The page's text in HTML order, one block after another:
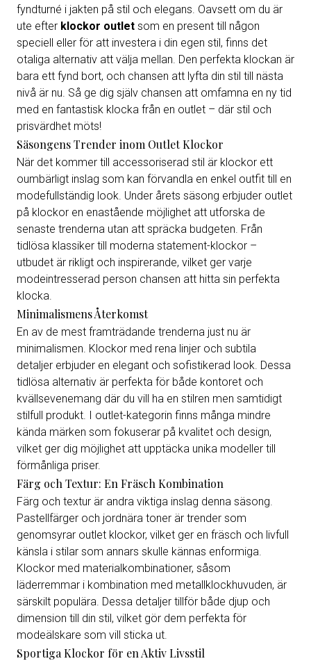
fyndturné i jakten på stil och elegans. Oavsett om du är
ute efter klockor outlet som en present till någon
speciell eller för att investera i din egen stil, finns det
otaliga alternativ att välja mellan. Den perfekta klockan är
bara ett fynd bort, och chansen att lyfta din stil till nästa
nivå är nu. Så ge dig själv chansen att omfamna en ny tid
med en fantastisk klocka från en outlet – där stil och
prisvärdhet möts!
Säsongens Trender inom Outlet Klockor
När det kommer till accessoriserad stil är klockor ett
oumbärligt inslag som kan förvandla en enkel outfit till en
modefullständig look. Under årets säsong erbjuder outlet
på klockor en enastående möjlighet att utforska de
senaste trenderna utan att spräcka budgeten. Från
tidlösa klassiker till moderna statement-klockor –
utbudet är rikligt och inspirerande, vilket ger varje
modeintresserad person chansen att hitta sin perfekta
klocka.
Minimalismens Återkomst
En av de mest framträdande trenderna just nu är
minimalismen. Klockor med rena linjer och subtila
detaljer erbjuder en elegant och sofistikerad look. Dessa
tidlösa alternativ är perfekta för både kontoret och
kvällsevenemang där du vill ha en stilren men samtidigt
stilfull produkt. I outlet-kategorin finns många mindre
kända märken som fokuserar på kvalitet och design,
vilket ger dig möjlighet att upptäcka unika modeller till
förmånliga priser.
Färg och Textur: En Fräsch Kombination
Färg och textur är andra viktiga inslag denna säsong.
Pastellfärger och jordnära toner är trender som
genomsyrar outlet klockor, vilket ger en fräsch och livfull
känsla i stilar som annars skulle kännas enformiga.
Klockor med materialkombinationer, såsom
läderremmar i kombination med metallklockhuvuden, är
särskilt populära. Dessa detaljer tillför både djup och
dimension till din stil, vilket gör dem perfekta för
modeälskare som vill sticka ut.
Sportiga Klockor för en Aktiv Livsstil